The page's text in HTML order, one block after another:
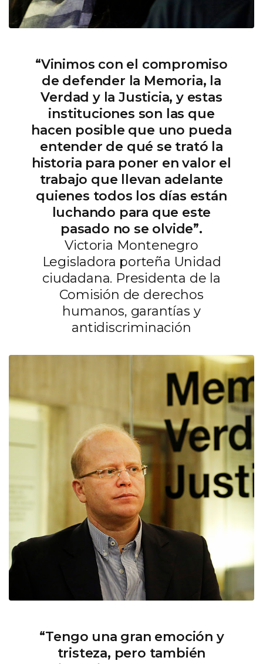
“Vinimos con el compromiso
de defender la Memoria, la
Verdad y la Justicia, y estas
instituciones son las que
hacen posible que uno pueda
entender de qué se trató la
historia para poner en valor el
trabajo que llevan adelante
quienes todos los días están
luchando para que este
pasado no se olvide”.
Victoria Montenegro
Legisladora porteña Unidad
ciudadana. Presidenta de la
Comisión de derechos
humanos, garantías y
antidiscriminación
“Tengo una gran emoción y
tristeza, pero también